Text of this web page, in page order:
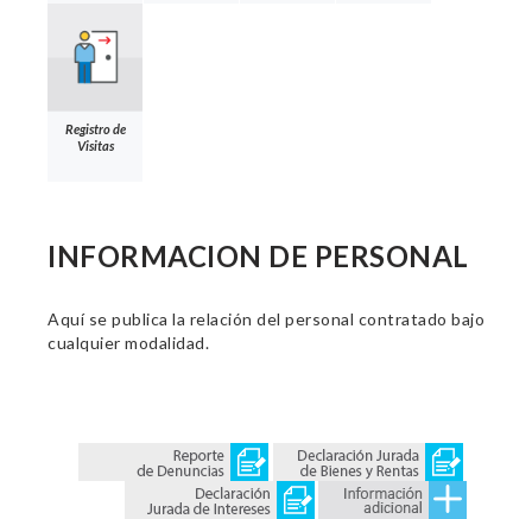
Registro de
Visitas
INFORMACION DE PERSONAL
Aquí se publica la relación del personal contratado bajo
cualquier modalidad.